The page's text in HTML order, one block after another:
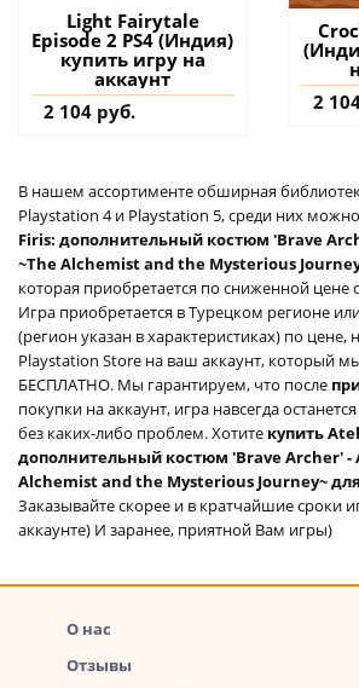
Light Fairytale
Episode 2 PS4 (Индия)
купить игру на
аккаунт
2 104 руб.
2
В нашем ассортименте обширная
Playstation 4 и Playstation 5, среди них можно
Firis: дополнительный костюм 'Brave
~The Alchemist and the Mysterious
которая приобретается по сниженной цене
Игра приобретается в Турецком регионе
(регион указан в характеристиках) по цене,
Playstation Store на ваш аккаунт, который
БЕСПЛАТНО. Мы гарантируем, что после
покупки на аккаунт, игра навсегда
без каких-либо проблем. Хотите купить
дополнительный костюм 'Brave Archer' -
Alchemist and the Mysterious Journey~ для
Заказывайте скорее и в кратчайшие сроки
аккаунте) И заранее, приятной Вам игры)
О нас
Отзывы